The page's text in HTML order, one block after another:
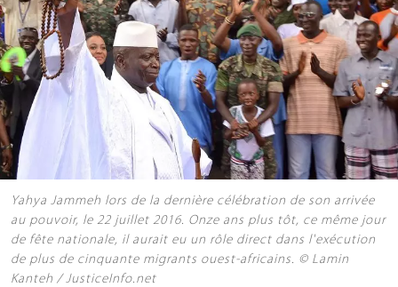
Yahya Jammeh lors de la dernière célébration de son arrivée
au pouvoir, le 22 juillet 2016. Onze ans plus tôt, ce même jour
de fête nationale, il aurait eu un rôle direct dans l'exécution
de plus de cinquante migrants ouest-africains. © Lamin
Kanteh / JusticeInfo.net